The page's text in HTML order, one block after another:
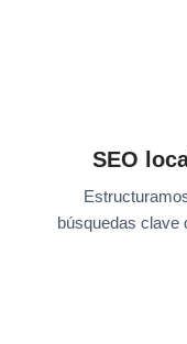
SEO
búsquedas clave